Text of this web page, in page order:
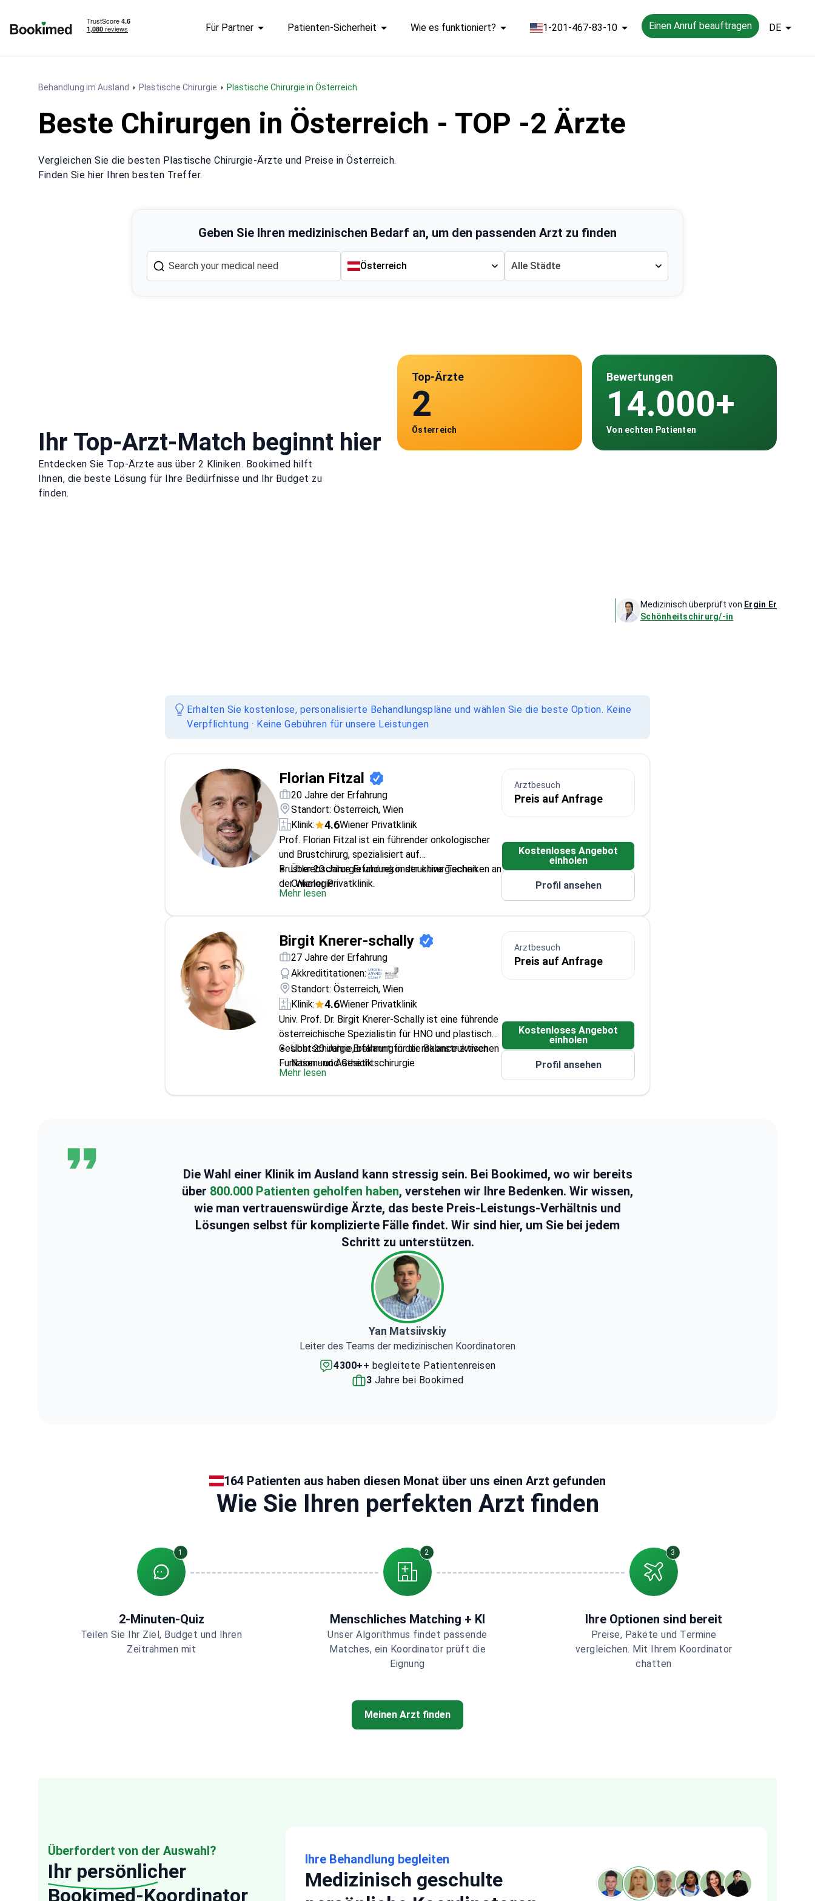
Für Partner Patienten-Sicherheit Wie es funktioniert? 1-201-467-83-10 Einen Anruf beauftragen DE
Behandlung im Ausland Plastische Chirurgie Plastische Chirurgie in Österreich
Beste Chirurgen in Österreich - TOP -2 Ärzte
Vergleichen Sie die besten Plastische Chirurgie-Ärzte und Preise in Österreich.
Finden Sie hier Ihren besten Treffer.
Geben Sie Ihren medizinischen Bedarf an, um den passenden Arzt zu finden
Österreich Alle Städte
Ihr Top-Arzt-Match beginnt hier
Entdecken Sie Top-Ärzte aus über 2 Kliniken. Bookimed hilft
Ihnen, die beste Lösung für Ihre Bedürfnisse und Ihr Budget zu
finden.
Medizinisch überprüft von Ergin Er
Schönheitschirurg/-in
Top-Ärzte
2
Österreich
Bewertungen
14.000+
Von echten Patienten
Erhalten Sie kostenlose, personalisierte Behandlungspläne und wählen Sie die beste Option. Keine
Verpflichtung · Keine Gebühren für unsere Leistungen
Florian Fitzal
20 Jahre der Erfahrung
Standort: Österreich, Wien
Klinik:
4.6Wiener Privatklinik
Prof. Florian Fitzal ist ein führender onkologischer
und Brustchirurg, spezialisiert auf
Brustkrebschirurgie und rekonstruktive Techniken an
der Wiener Privatklinik.
Über 20 Jahre Erfahrung in der chirurgischen
Onkologie
Leiter des Brustgesundheitszentrums am
Allgemeinen Krankenhaus Wien
Operationsmethoden
Aktiv in internationalen klinischen Studien und
Krebsforschung
Professor für Chirurgie an der Medizinischen
Universität Wien
Mehr lesen
Arztbesuch
Preis auf Anfrage
Kostenloses Angebot
einholen
Profil ansehen
Birgit Knerer-schally
27 Jahre der Erfahrung
Akkredititationen:
Standort: Österreich, Wien
Klinik:
4.6Wiener Privatklinik
Univ. Prof. Dr. Birgit Knerer-Schally ist eine führende
österreichische Spezialistin für HNO und plastische
Gesichtschirurgie, bekannt für die Balance zwischen
Funktion und Ästhetik.
Über 20 Jahre Erfahrung in der rekonstruktiven
Nasen- und Gesichtschirurgie
Führt Rhinoplastiken,
Mehr lesen
Arztbesuch
Preis auf Anfrage
Kostenloses Angebot
einholen
Profil ansehen
Die Wahl einer Klinik im Ausland kann stressig sein. Bei Bookimed, wo wir bereits
über 800.000 Patienten geholfen haben, verstehen wir Ihre Bedenken. Wir wissen,
wie man vertrauenswürdige Ärzte, das beste Preis-Leistungs-Verhältnis und
Lösungen selbst für komplizierte Fälle findet. Wir sind hier, um Sie bei jedem
Schritt zu unterstützen.
Yan Matsiivskiy
Leiter des Teams der medizinischen Koordinatoren
4300++ begleitete Patientenreisen
3 Jahre bei Bookimed
164 Patienten aus haben diesen Monat über uns einen Arzt gefunden
Wie Sie Ihren perfekten Arzt finden
1
2-Minuten-Quiz
Teilen Sie Ihr Ziel, Budget und Ihren
Zeitrahmen mit
2
Menschliches Matching + KI
Unser Algorithmus findet passende
Matches, ein Koordinator prüft die
Eignung
3
Ihre Optionen sind bereit
Preise, Pakete und Termine
vergleichen. Mit Ihrem Koordinator
chatten
Meinen Arzt finden
Überfordert von der Auswahl?
Ihr persönlicher
Bookimed-Koordinator
Ihre Behandlung begleiten
Medizinisch geschulte